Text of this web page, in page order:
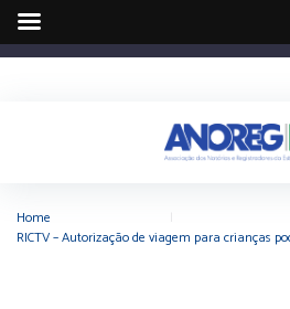
Home
RICTV – Autorização de viagem para crianças